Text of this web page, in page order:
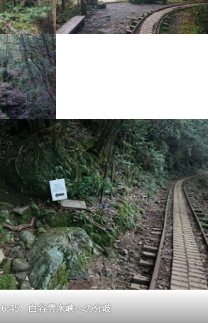
6:45 白谷雲水峡への分岐